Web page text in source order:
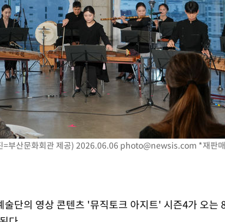
=부산문화회관 제공) 2026.06.06 photo@newsis.com *재판
단의 영상 콘텐츠 '뮤직토크 아지트' 시즌4가 오는